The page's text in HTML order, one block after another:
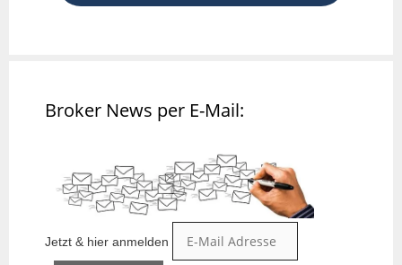
Broker News per E-Mail:
Jetzt & hier anmelden